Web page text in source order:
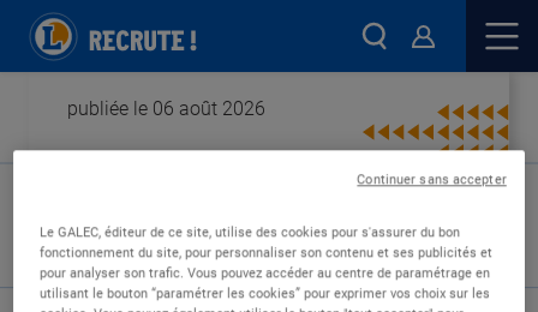
publiée le 06 août 2026
Type de contrat :
Expérience :
Études :
Le GALEC, éditeur de ce site, utilise des cookies pour s'assurer du bon
fonctionnement du site, pour personnaliser son contenu et ses publicités et
pour analyser son trafic. Vous pouvez accéder au centre de paramétrage en
utilisant le bouton “paramétrer les cookies” pour exprimer vos choix sur les
Continuer sans accepter